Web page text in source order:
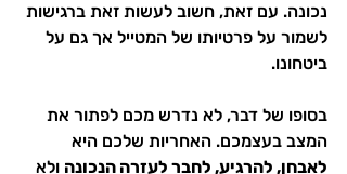
נכונה. עם זאת, חשוב לעשות זאת ברגישות
לשמור על פרטיותו של המטייל אך גם על
ביטחונו.
בסופו של דבר, לא נדרש מכם לפתור את
המצב בעצמכם. האחריות שלכם היא
לאבחן, להרגיע, לחבר לעזרה הנכונה ולא